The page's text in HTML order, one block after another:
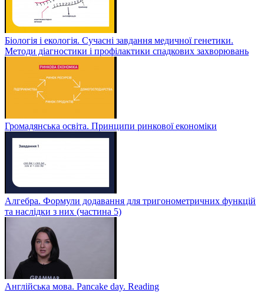
Біологія і екологія. Сучасні завдання медичної генетики.
Методи діагностики і профілактики спадкових захворювань
Громадянська освіта. Принципи ринкової економіки
Алгебра. Формули додавання для тригонометричних функцій
та наслідки з них (частина 5)
Англійська мова. Pancake day. Reading